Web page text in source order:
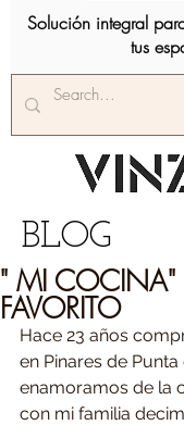
Solución integral
tus
BLOG
" MI COCINA"
FAVORITO
Hace 23 años
en Pinares de
enamoramos de la
con mi familia